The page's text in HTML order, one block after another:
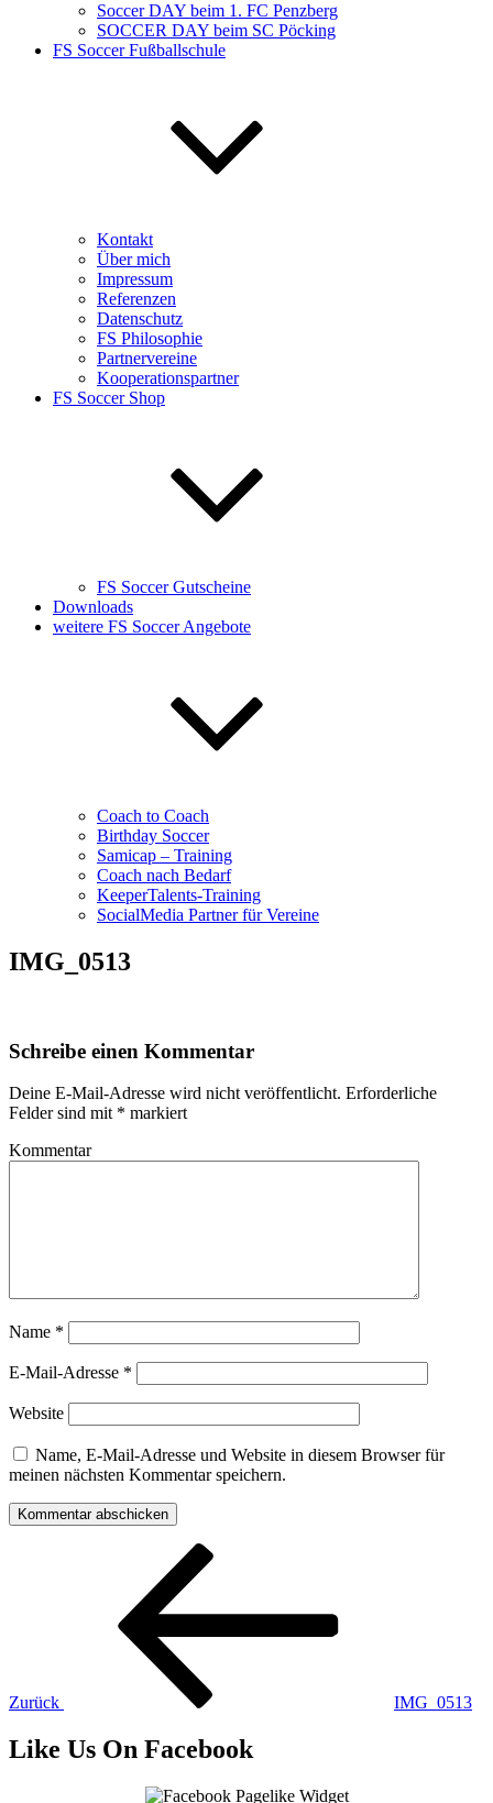
Soccer DAY beim 1. FC Penzberg
SOCCER DAY beim SC Pöcking
FS Soccer Fußballschule
Kontakt
Über mich
Impressum
Referenzen
Datenschutz
FS Philosophie
Partnervereine
Kooperationspartner
FS Soccer Shop
FS Soccer Gutscheine
Downloads
weitere FS Soccer Angebote
Coach to Coach
Birthday Soccer
Samicap – Training
Coach nach Bedarf
KeeperTalents-Training
SocialMedia Partner für Vereine
IMG_0513
Schreibe einen Kommentar
Deine E-Mail-Adresse wird nicht veröffentlicht. Erforderliche
Felder sind mit * markiert
Kommentar
Name *
E-Mail-Adresse *
Website
Name, E-Mail-Adresse und Website in diesem Browser für
meinen nächsten Kommentar speichern.
Beitragsnavigation
Zurück IMG_0513
Like Us On Facebook